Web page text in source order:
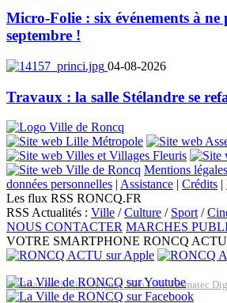
Micro-Folie : six événements à ne
septembre !
04-08-2026
Travaux : la salle Stélandre se
Mentions légales
données personnelles | Assistance | Crédits |
Les flux RSS RONCQ.FR
RSS Actualités : Ville /Culture / Sport/
NOUS CONTACTER MARCHES
VOTRE SMARTPHONE RONCQ ACTU
Réalisation du site: Agence Web Lille Promatec